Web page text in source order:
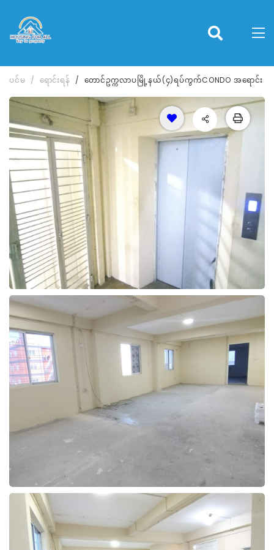
ပင်မ ရောင်းရန် တောင်ဥက္ကလာပမြို့နယ်(၄)ရပ်ကွက်CONDO အရောင်း